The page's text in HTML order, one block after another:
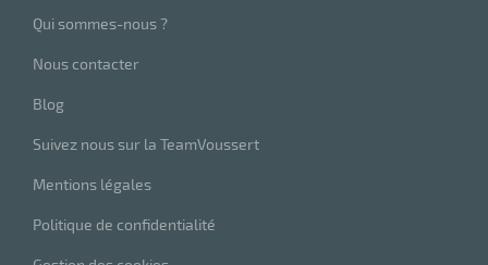
Qui sommes-nous ?
Nous contacter
Blog
Suivez nous sur la TeamVoussert
Mentions légales
Politique de confidentialité